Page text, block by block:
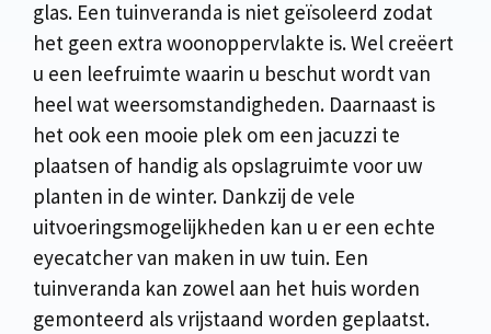
glas. Een tuinveranda is niet geïsoleerd zodat
het geen extra woonoppervlakte is. Wel creëert
u een leefruimte waarin u beschut wordt van
heel wat weersomstandigheden. Daarnaast is
het ook een mooie plek om een jacuzzi te
plaatsen of handig als opslagruimte voor uw
planten in de winter. Dankzij de vele
uitvoeringsmogelijkheden kan u er een echte
eyecatcher van maken in uw tuin. Een
tuinveranda kan zowel aan het huis worden
gemonteerd als vrijstaand worden geplaatst.